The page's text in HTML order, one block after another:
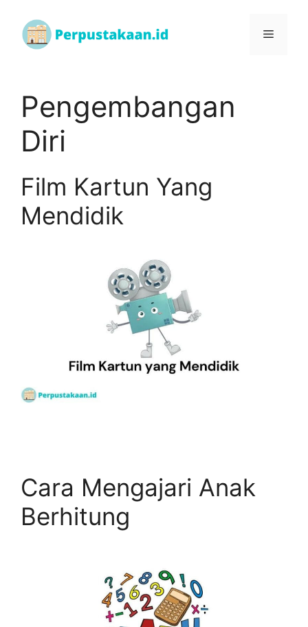
Pengembangan
Diri
Film Kartun Yang
Mendidik
Cara Mengajari Anak
Berhitung